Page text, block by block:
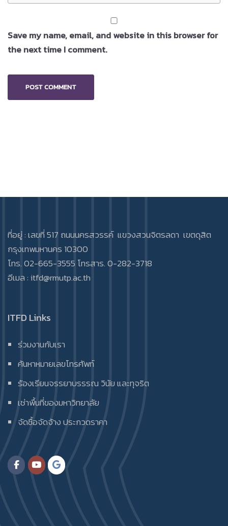
Save my name, email, and website in this browser for
the next time I comment.
ที่อยู่ : เลขที่ 517 ถนนนครสวรรค์ แขวงสวนจิตรลดา เขตดุสิต
กรุงเทพมหานคร 10300
โทร. 02-665-3555 โทรสาร. 0-282-3718
อีเมล :itfd@rmutp.ac.th
ITFD Links
ร่วมงานกับเรา
ค้นหาหมายเลขโทรศัพท์
ร้องเรียนจรรยาบรรรณ วินัย และทุจริต
เช่าพื้นที่ของมหาวิทยาลัย
จัดซื้อจัดจ้าง ประกวดราคา